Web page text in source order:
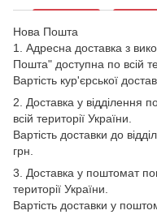
Нова Пошта
1. Адресна доставка з
Пошта" доступна по всій
Вартість кур'єрської
2. Доставка у відділення
всій території України.
Вартість доставки до
грн.
3. Доставка у поштомат
території України.
Вартість доставки у